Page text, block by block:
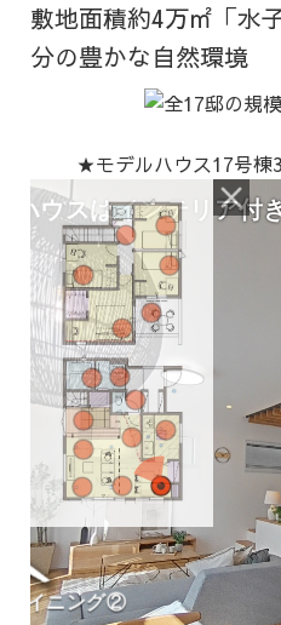
敷地面積約4万㎡「水
分の豊かな自然環境
★モデルハウス17号棟